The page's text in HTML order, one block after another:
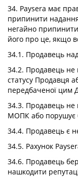
34. Paysera має
припинити
негайно
його про це, якщо
34.1. Продавець
34.2. Продавець не
статусу Продавця
передбаченої цим
34.3. Продавець не
МОПК або порушує
34.4. Продавець є
34.5. Рахунок
34.6. Продавець
нашкодити